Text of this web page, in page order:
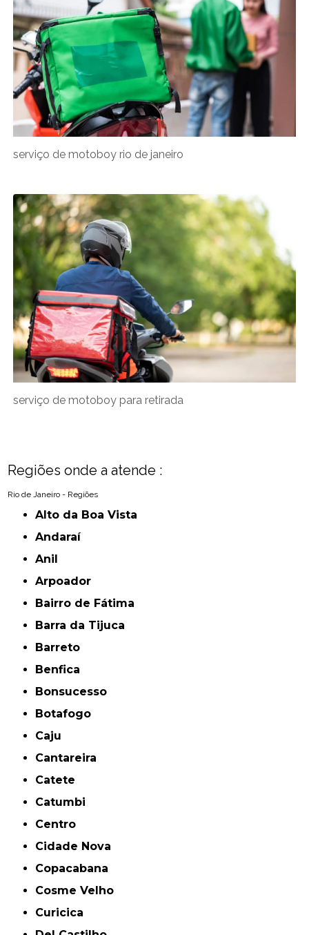
serviço de motoboy rio de janeiro
serviço de motoboy para retirada
Regiões onde a atende :
Rio de Janeiro - Regiões
Alto da Boa Vista
Andaraí
Anil
Arpoador
Bairro de Fátima
Barra da Tijuca
Barreto
Benfica
Bonsucesso
Botafogo
Caju
Cantareira
Catete
Catumbi
Centro
Cidade Nova
Copacabana
Cosme Velho
Curicica